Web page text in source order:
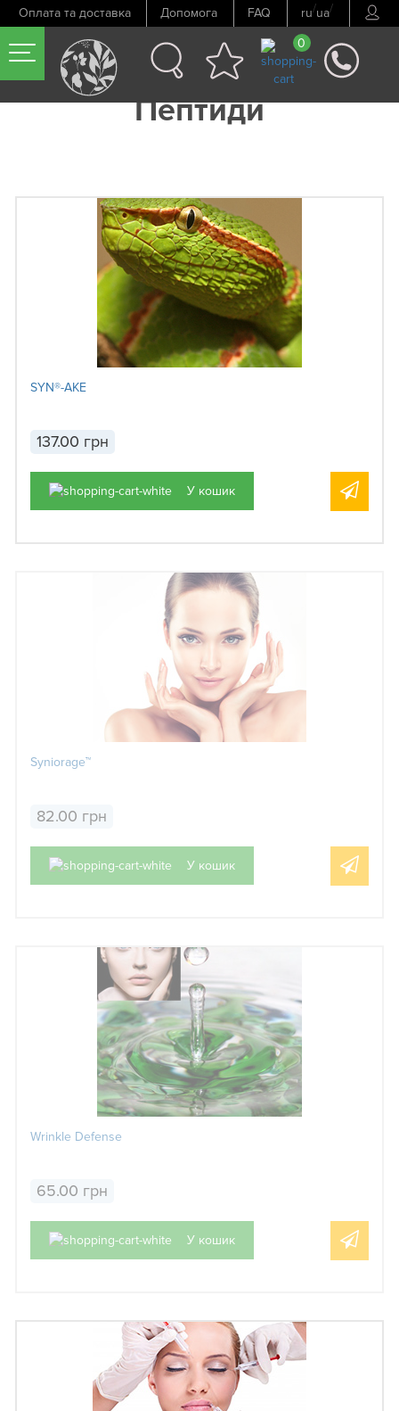
Оплата та доставка Допомога FAQ ru/ua/
0
Пептиди
SYN®-AKE
137.00 грн
У кошик
Syniorage™
82.00 грн
У кошик
Wrinkle Defense
65.00 грн
У кошик